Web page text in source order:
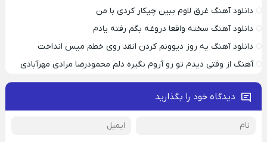
دانلود آهنگ غرق لاوم ببین چیکار کردی با من
دانلود آهنگ سخته واقعا دروغه بگم رفته یادم
دانلود آهنگ یه روز دیوونم کردن انقد روی خطم میس انداخت
آهنگ از وقتی دیدم تو رو آروم نگیره دلم محمودرضا مرادی مهرآبادی
دیدگاه خود را بگذارید